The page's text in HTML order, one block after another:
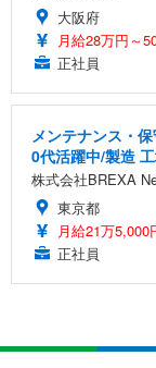
大阪府
月給28万円～
正社員
メンテナンス・
0代活躍中/製造
株式会社BREXA
東京都
月給21万5,000
正社員